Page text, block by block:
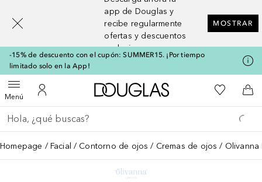
app de Douglas y
recibe regularmente
ofertas y descuentos
exclusivos
MOSTRAR
-15% de descuento con el cupón: SUMMER15. ¡Por tiempo
limitado solo en la App!
MenúAbrir menúMi cuenta
A Douglas HomeMi lista de
A
Regresar
Ejecutar búsqueda
Homepage Facial Contorno de ojos Cremas de ojos Olivanna
[navigation.slideout.screenreader]